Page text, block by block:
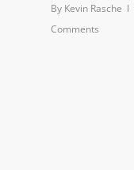
By Kevin Rasche
Comments